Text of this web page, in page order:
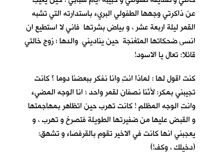
عن ذاكرتي وجهها الطفولي البريء باستدارته التي تشبه
القمر ليلة اربعة عشر ، و بياض بشرتها فاني لا استطيع ان
انسى ضحكاتها المتغنجة حين يناديني والدها ؛ زوج خالتي
قائلا: تعال يا الاسود!
كنت اقول لها : لماذا انتِ وانا نفكر ببعضنا دوما ؟ كانت
تجيبني بمكر: لأنّنا نصفانِ لقمر واحد ؛ انا الوجه المضيء
وانتِ الوجه المظلم ! كانت تهرب حين اتظاهر بمهاجمتها
و القبض عليها من ضفيرتها الطويلة فتصرخ و تهرب ، و
يعجبني انها كانت في الاخير تقوم بالقرفصاء و تشهق:
(دخيلك ، وكف!)